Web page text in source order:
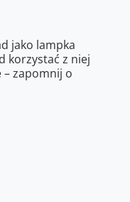
jako lampka
korzystać z niej
– zapomnij o